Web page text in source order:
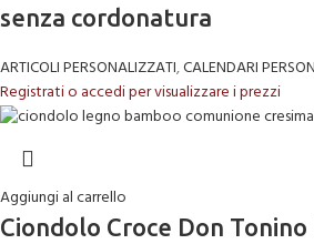
senza cordonatura
ARTICOLI PERSONALIZZATI,CALENDARI
Registrati o accedi per visualizzare i prezzi
Aggiungi al carrello
Ciondolo Croce Don